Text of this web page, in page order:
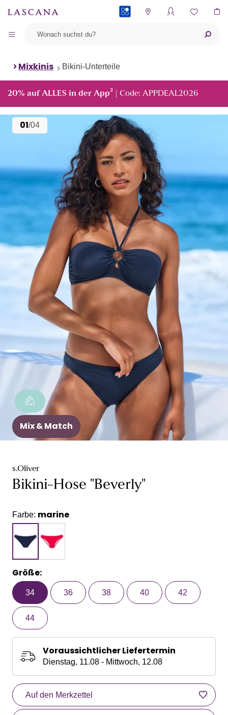
Mixkinis Bikini-Unterteile
20% auf ALLES in der App² | Code: APPDEAL2026
01/04
Mix & Match
s.Oliver
Bikini-Hose "Beverly"
Farbe: marine
Größe:
34 36 38 40 42
44
Voraussichtlicher Liefertermin
Dienstag, 11.08 - Mittwoch, 12.08
Auf den Merkzettel